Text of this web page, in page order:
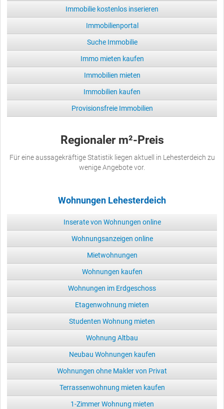
Immobilie kostenlos inserieren
Immobilienportal
Suche Immobilie
Immo mieten kaufen
Immobilien mieten
Immobilien kaufen
Provisionsfreie Immobilien
Regionaler m²-Preis
Für eine aussagekräftige Statistik liegen aktuell in Lehesterdeich zu
wenige Angebote vor.
Wohnungen Lehesterdeich
Inserate von Wohnungen online
Wohnungsanzeigen online
Mietwohnungen
Wohnungen kaufen
Wohnungen im Erdgeschoss
Etagenwohnung mieten
Studenten Wohnung mieten
Wohnung Altbau
Neubau Wohnungen kaufen
Wohnungen ohne Makler von Privat
Terrassenwohnung mieten kaufen
1-Zimmer Wohnung mieten